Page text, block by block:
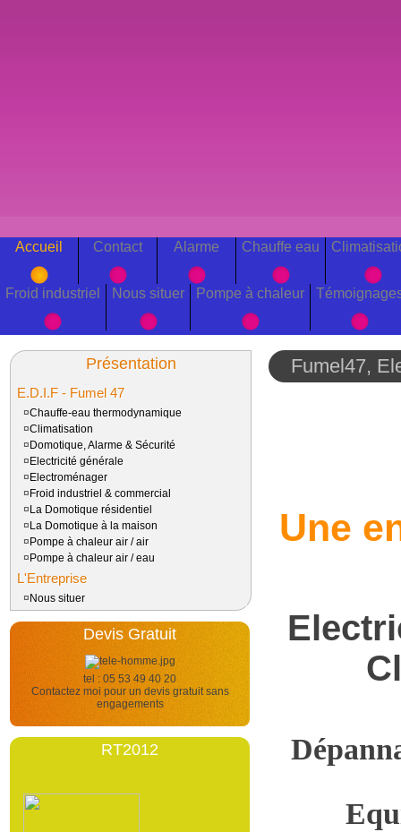
Accueil Contact Alarme Chauffe eau
Froid industriel Nous situer Pompe à chaleur
Présentation
E.D.I.F - Fumel 47
¤Chauffe-eau thermodynamique
¤Climatisation
¤ Domotique, Alarme & Sécurité
¤ Electricité générale
¤ Electroménager
¤ Froid industriel & commercial
¤ La Domotique résidentiel
¤ La Domotique à la maison
¤ Pompe à chaleur air / air
¤ Pompe à chaleur air / eau
L'Entreprise
¤ Nous situer
Devis Gratuit
tel : 05 53 49 40 20
Contactez moi pour un devis gratuit sans
engagements
RT2012
Fumel47,
Une